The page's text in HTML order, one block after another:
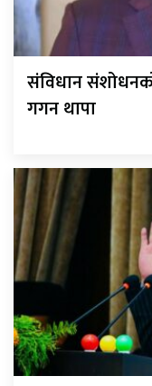
संविधान
गगन थापा